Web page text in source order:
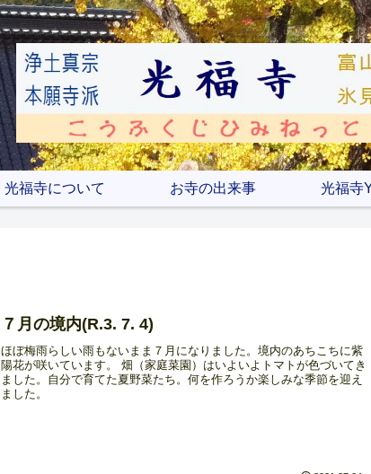
光福寺について お寺の出来事 光福寺
７月の境内(R.3. 7. 4)
ほぼ梅雨らしい雨もないまま７月になりました。境内のあちこちに紫
陽花が咲いています。 畑（家庭菜園）はいよいよトマトが色づいてき
ました。自分で育てた夏野菜たち。何を作ろうか楽しみな季節を迎え
ました。